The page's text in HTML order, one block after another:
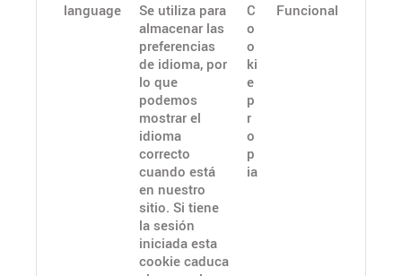
language
Se utiliza para
almacenar las
preferencias
de idioma, por
lo que
podemos
mostrar el
idioma
correcto
cuando está
en nuestro
sitio. Si tiene
la sesión
iniciada esta
cookie caduca
C
o
o
ki
e
p
r
o
p
ia
Funcional